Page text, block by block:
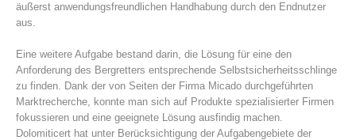
äußerst anwendungsfreundlichen Handhabung durch den Endnutzer
aus.
Eine weitere Aufgabe bestand darin, die Lösung für eine den
Anforderung des Bergretters entsprechende Selbstsicherheitsschlinge
zu finden. Dank der von Seiten der Firma Micado durchgeführten
Marktrecherche, konnte man sich auf Produkte spezialisierter Firmen
fokussieren und eine geeignete Lösung ausfindig machen.
Dolomiticert hat unter Berücksichtigung der Aufgabengebiete der